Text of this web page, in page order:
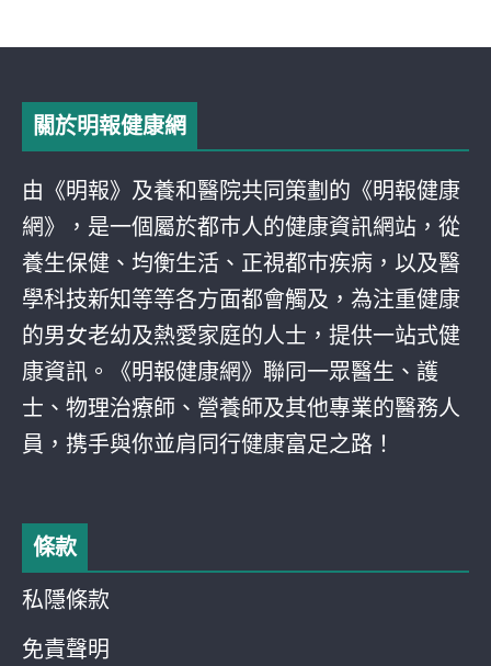
關於明報健康網
由《明報》及養和醫院共同策劃的《明報健康
網》，是一個屬於都巿人的健康資訊網站，從
養生保健、均衡生活、正視都巿疾病，以及醫
學科技新知等等各方面都會觸及，為注重健康
的男女老幼及熱愛家庭的人士，提供一站式健
康資訊。《明報健康網》聯同一眾醫生、護
士、物理治療師、營養師及其他專業的醫務人
員，携手與你並肩同行健康富足之路！
條款
私隱條款
免責聲明